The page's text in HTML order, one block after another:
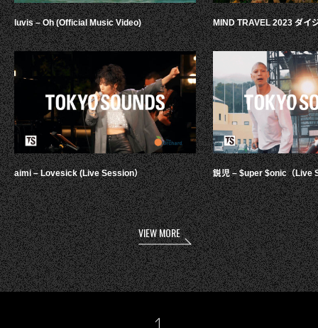
luvis – Oh (Official Music Video)
aimi – Lovesick (Live Session）
MIND TRAVEL 2023 ダイ
鋭児 – $uper $onic（Live
VIEW MORE